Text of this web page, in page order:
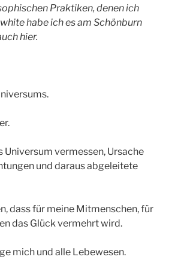
Praktiken, denen ich
habe ich es am Schönburn
hier.
Universum vermessen, Ursache
und daraus abgeleitete
dass für meine Mitmenschen, für
das Glück vermehrt wird.
mich und alle Lebewesen.